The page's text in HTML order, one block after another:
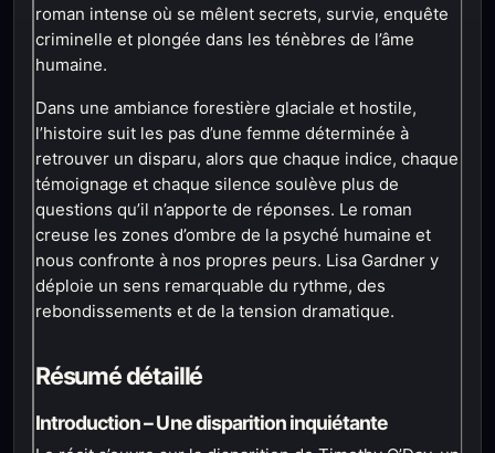
roman intense où se mêlent secrets, survie, enquête
criminelle et plongée dans les ténèbres de l’âme
humaine.
Dans une ambiance forestière glaciale et hostile,
l’histoire suit les pas d’une femme déterminée à
retrouver un disparu, alors que chaque indice, chaque
témoignage et chaque silence soulève plus de
questions qu’il n’apporte de réponses. Le roman
creuse les zones d’ombre de la psyché humaine et
nous confronte à nos propres peurs. Lisa Gardner y
déploie un sens remarquable du rythme, des
rebondissements et de la tension dramatique.
Résumé détaillé
Introduction – Une disparition inquiétante